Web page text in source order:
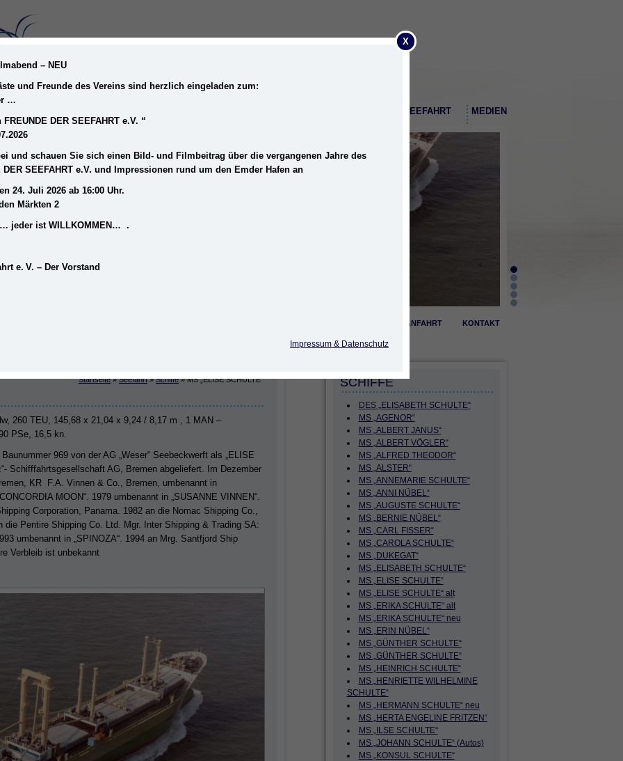
SEEFAHRT MEDIEN
ANFAHRT KONTAKT
Startseite»Seefahrt»Schiffe»MS „ELISE SCHULTE“
260 TEU, 145,68 x 21,04 x 9,24 / 8,17 m , 1 MAN –
PSe, 16,5 kn.
969 von der AG „Weser“ Seebeckwerft als „ELISE
Schifffahrtsgesellschaft AG, Bremen abgeliefert. Im Dezember
KR F.A. Vinnen & Co., Bremen, umbenannt in
MOON“. 1979 umbenannt in „SUSANNE VINNEN“.
Corporation, Panama. 1982 an die Nomac Shipping Co.,
die Pentire Shipping Co. Ltd. Mgr. Inter Shipping & Trading SA:
umbenannt in „SPINOZA“. 1994 an Mrg. Santfjord Ship
Verbleib ist unbekannt
SCHIFFE
DES „ELISABETH SCHULTE“
MS „AGENOR“
MS „ALBERT JANUS“
MS „ALBERT VÖGLER“
MS „ALFRED THEODOR“
MS „ALSTER“
MS „ANNEMARIE SCHULTE“
MS „ANNI NÜBEL“
MS „AUGUSTE SCHULTE“
MS „BERNIE NÜBEL“
MS „CARL FISSER“
MS „CAROLA SCHULTE“
MS „DUKEGAT“
MS „ELISABETH SCHULTE“
MS „ELISE SCHULTE“
MS „ELISE SCHULTE“ alt
MS „ERIKA SCHULTE“ alt
MS „ERIKA SCHULTE“ neu
MS „ERIN NÜBEL“
MS „GÜNTHER SCHULTE“
MS „GÜNTHER SCHULTE“
MS „HEINRICH SCHULTE“
MS „HENRIETTE WILHELMINE
SCHULTE“
MS „HERMANN SCHULTE“ neu
MS „HERTA ENGELINE FRITZEN“
MS „ILSE SCHULTE“
MS „JOHANN SCHULTE“ (Autos)
MS „KONSUL SCHULTE“
– NEU
und Freunde des Vereins sind herzlich eingeladen zum:
…
DER SEEFAHRT e.V. “
und schauen Sie sich einen Bild- und Filmbeitrag über die vergangenen Jahre des
DER SEEFAHRT e.V. und Impressionen rund um den Emder Hafen an
24. Juli 2026 ab 16:00 Uhr.
Märkten 2
jeder ist WILLKOMMEN… .
e. V. – Der Vorstand
X
Impressum & Datenschutz